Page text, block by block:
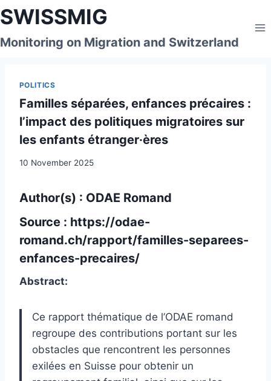
Skip
to
content
SWISSMIG
Monitoring on Migration and Switzerland
POLITICS
Familles séparées, enfances précaires :
l’impact des politiques migratoires sur
les enfants étranger·ères
10 November 2025
Author(s) : ODAE Romand
Source : https://odae-
romand.ch/rapport/familles-separees-
enfances-precaires/
Abstract:
Ce rapport thématique de l’ODAE romand
regroupe des contributions portant sur les
obstacles que rencontrent les personnes
exilées en Suisse pour obtenir un